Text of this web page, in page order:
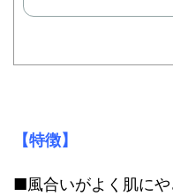
【特徴】
■風合いがよく肌に